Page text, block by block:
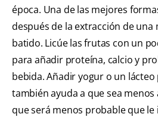
época. Una de las mejores
después de la extracción de una
batido. Licúe las frutas con un
para añadir proteína, calcio y
bebida. Añadir yogur o un
también ayuda a que sea
que será menos probable que le